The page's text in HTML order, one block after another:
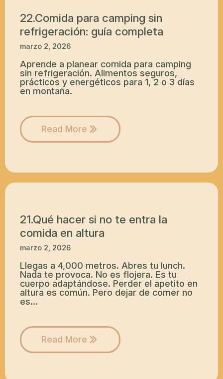
22.Comida para camping sin
refrigeración: guía completa
marzo 2, 2026
Aprende a planear comida para camping
sin refrigeración. Alimentos seguros,
prácticos y energéticos para 1, 2 o 3 días
en montaña.
Read More
21.Qué hacer si no te entra la
comida en altura
marzo 2, 2026
Llegas a 4,000 metros. Abres tu lunch.
Nada te provoca. No es flojera. Es tu
cuerpo adaptándose. Perder el apetito en
altura es común. Pero dejar de comer no
es…
Read More